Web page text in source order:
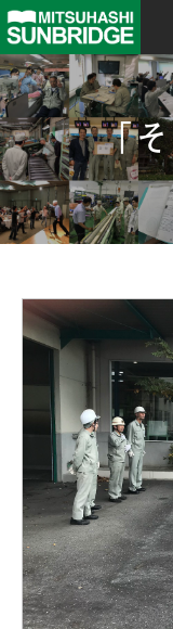
「